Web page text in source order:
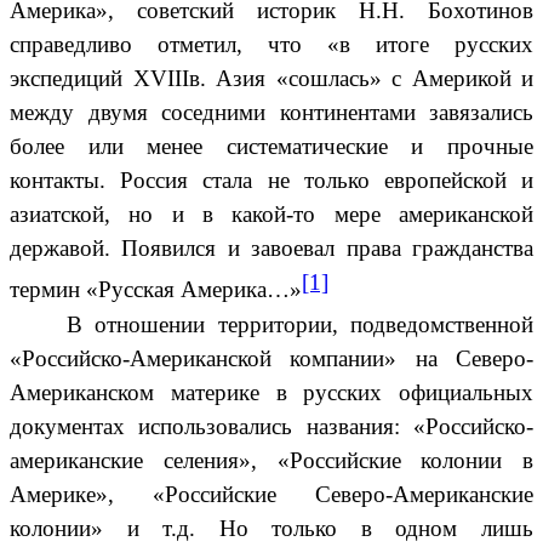
Америка», советский историк Н.Н. Бохотинов
справедливо отметил, что «в итоге русских
экспедиций XVIIIв. Азия «сошлась» с Америкой и
между двумя соседними континентами завязались
более или менее систематические и прочные
контакты. Россия стала не только европейской и
азиатской, но и в какой-то мере американской
державой. Появился и завоевал права гражданства
термин «Русская Америка…»[1]
В отношении территории, подведомственной
«Российско-Американской компании» на Северо-
Американском материке в русских официальных
документах использовались названия: «Российско-
американские селения», «Российские колонии в
Америке», «Российские Северо-Американские
колонии» и т.д. Но только в одном лишь